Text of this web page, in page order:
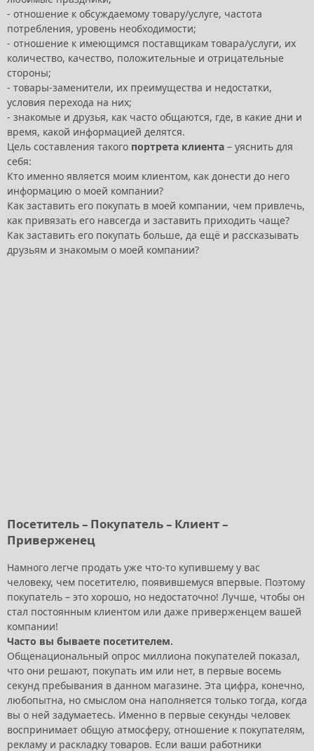
- отношение к обсуждаемому товару/услуге, частота
потребления, уровень необходимости;
- отношение к имеющимся поставщикам товара/услуги, их
количество, качество, положительные и отрицательные
стороны;
- товары-заменители, их преимущества и недостатки,
условия перехода на них;
- знакомые и друзья, как часто общаются, где, в какие дни и
время, какой информацией делятся.
Цель составления такого портрета клиента – уяснить для
себя:
Кто именно является моим клиентом, как донести до него
информацию о моей компании?
Как заставить его покупать в моей компании, чем привлечь,
как привязать его навсегда и заставить приходить чаще?
Как заставить его покупать больше, да ещё и рассказывать
друзьям и знакомым о моей компании?
Посетитель – Покупатель – Клиент –
Приверженец
Намного легче продать уже что-то купившему у вас
человеку, чем посетителю, появившемуся впервые. Поэтому
покупатель – это хорошо, но недостаточно! Лучше, чтобы он
стал постоянным клиентом или даже приверженцем вашей
компании!
Часто вы бываете посетителем.
Общенациональный опрос миллиона покупателей показал,
что они решают, покупать им или нет, в первые восемь
секунд пребывания в данном магазине. Эта цифра, конечно,
любопытна, но смыслом она наполняется только тогда, когда
вы о ней задумаетесь. Именно в первые секунды человек
воспринимает общую атмосферу, отношение к покупателям,
рекламу и раскладку товаров. Если ваши работники